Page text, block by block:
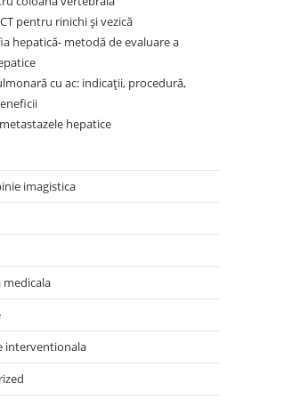
pentru rinichi și vezică
hepatică- metodă de evaluare a
cu ac: indicații, procedură,
hepatice
imagistica
medicala
interventionala